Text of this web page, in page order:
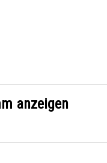
anzeigen